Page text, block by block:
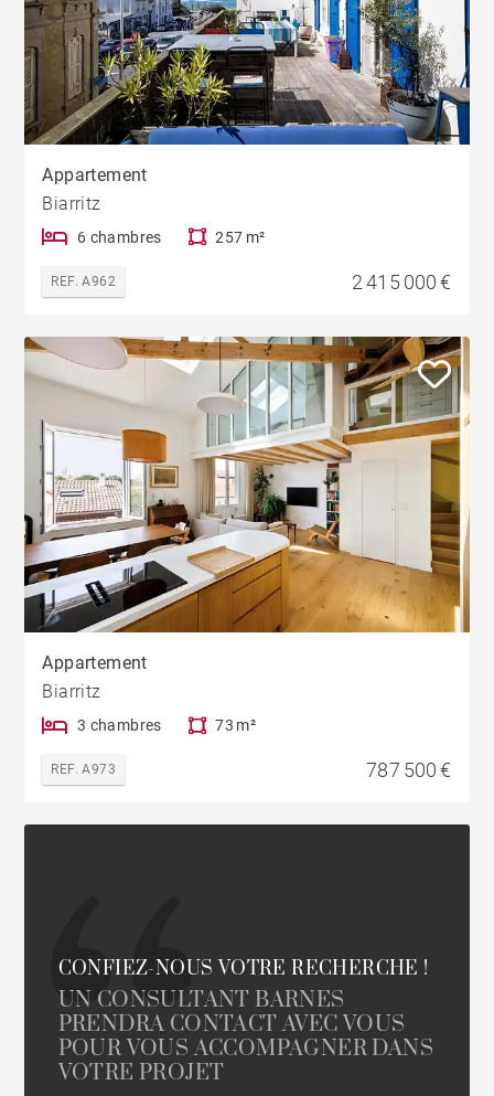
Appartement
Biarritz
6 chambres 257 m²
REF. A962 2 415 000 €
Appartement
Biarritz
3 chambres 73 m²
REF. A973 787 500 €
CONFIEZ-NOUS VOTRE RECHERCHE !
UN CONSULTANT BARNES
PRENDRA CONTACT AVEC VOUS
POUR VOUS ACCOMPAGNER DANS
VOTRE PROJET